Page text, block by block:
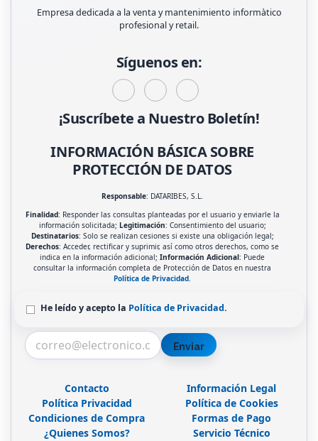
Empresa dedicada a la venta y mantenimiento informàtico
profesional y retail.
Síguenos en:
¡Suscríbete a Nuestro Boletín!
INFORMACIÓN BÁSICA SOBRE
PROTECCIÓN DE DATOS
Responsable: DATARIBES, S.L.
Finalidad: Responder las consultas planteadas por el usuario y enviarle la
información solicitada; Legitimación: Consentimiento del usuario;
Destinatarios: Solo se realizan cesiones si existe una obligación legal;
Derechos: Acceder, rectificar y suprimir, así como otros derechos, como se
indica en la información adicional;Información Adicional: Puede
consultar la información completa de Protección de Datos en nuestra
Política de Privacidad
He leído y acepto la Política de Privacidad.
Enviar
Contacto
Información Legal
Política Privacidad
Política de Cookies
Condiciones de Compra
Formas de Pago
¿Quienes Somos?
Servicio Técnico